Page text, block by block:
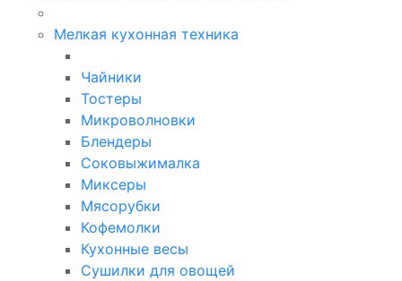
Мелкая кухонная техника
Чайники
Тостеры
Микроволновки
Блендеры
Соковыжималка
Миксеры
Мясорубки
Кофемолки
Кухонные весы
Сушилки для овощей